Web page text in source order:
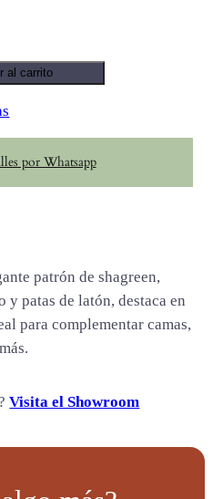
al carrito
por Whatsapp
patrón de shagreen,
patas de latón, destaca en
para complementar camas,
Visita el Showroom